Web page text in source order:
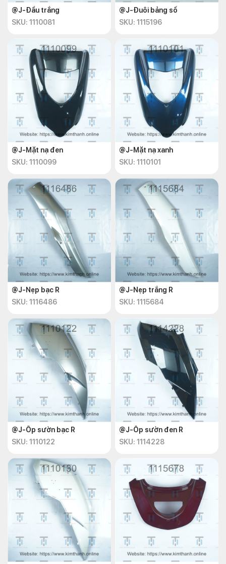
@J-Đầu trắng
SKU: 1110081
@J-Đuôi bảng số
SKU: 1115196
@J-Mặt nạ đen
SKU: 1110099
@J-Mặt nạ xanh
SKU: 1110101
@J-Nẹp bạc R
SKU: 1116486
@J-Nẹp trắng R
SKU: 1115684
@J-Ốp sườn bạc R
SKU: 1110122
@J-Ốp sườn đen R
SKU: 1114228